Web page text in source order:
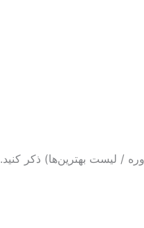
/ لیست بهترین‌ها) ذکر کنید.